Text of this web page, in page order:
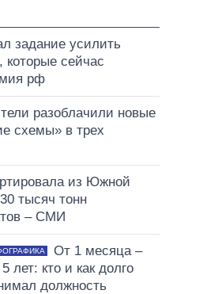
задание усилить
которые сейчас
рф
разоблачили новые
схемы» в трех
из Южной
тысяч тонн
– СМИ
От 1 месяца –
лет: кто и как долго
должность